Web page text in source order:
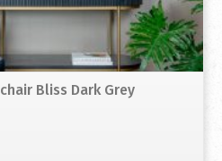
Bliss Dark Grey